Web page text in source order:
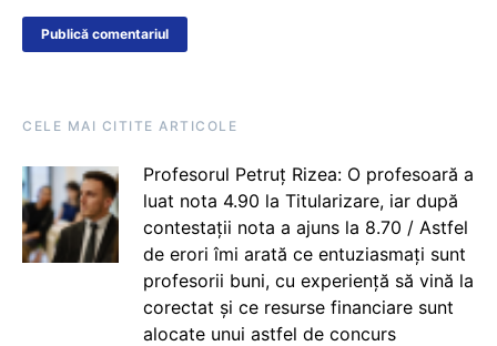
CELE MAI CITITE ARTICOLE
Profesorul Petruț Rizea: O profesoară a
luat nota 4.90 la Titularizare, iar după
contestații nota a ajuns la 8.70 / Astfel
de erori îmi arată ce entuziasmați sunt
profesorii buni, cu experiență să vină la
corectat și ce resurse financiare sunt
alocate unui astfel de concurs